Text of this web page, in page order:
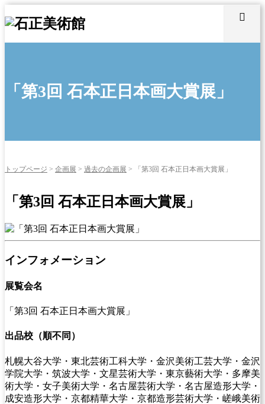
「第3回 石本正日本画大賞展」
トップページ > 企画展 > 過去の企画展 > 「第3回 石本正日本画大賞展」
「第3回 石本正日本画大賞展」
インフォメーション
展覧会名
「第3回 石本正日本画大賞展」
出品校（順不同）
札幌大谷大学・東北芸術工科大学・金沢美術工芸大学・金沢
学院大学・筑波大学・文星芸術大学・東京藝術大学・多摩美
術大学・女子美術大学・名古屋芸術大学・名古屋造形大学・
成安造形大学・京都精華大学・京都造形芸術大学・嵯峨美術